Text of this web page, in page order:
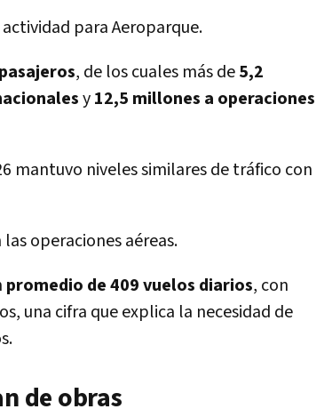
para Aeroparque.
, de los cuales más de5,2
y12,5 millones a operaciones
mantuvo niveles similares de tráfico con
operaciones aéreas.
promedio de 409 vuelos diarios, con
una cifra que explica la necesidad de
de obras